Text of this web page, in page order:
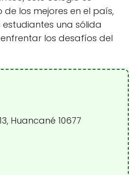
los mejores en el país,
una sólida
los desafíos del
Huancané 10677